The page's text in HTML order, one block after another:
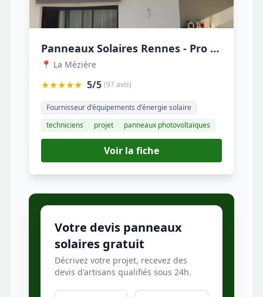
Panneaux Solaires Rennes - Pro Expert Solaire - Autoconsommation Solaire - panneaux photovoltaiques
📍 La Mézière
★★★★★ 5/5 (97 avis)
Fournisseur d'équipements d'énergie solaire
techniciens
projet panneaux photovoltaïques
Voir la fiche
Votre devis panneaux
solaires gratuit
Décrivez votre projet, recevez des
devis d'artisans qualifiés sous 24h.